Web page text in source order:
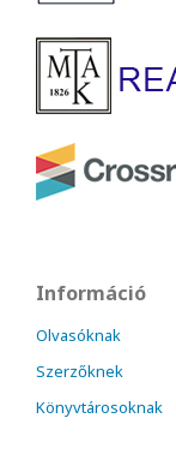
Információ
Olvasóknak
Szerzőknek
Könyvtárosoknak